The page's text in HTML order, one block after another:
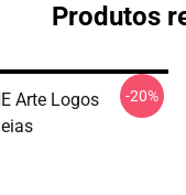
Produtos
Arte Logos
-20%